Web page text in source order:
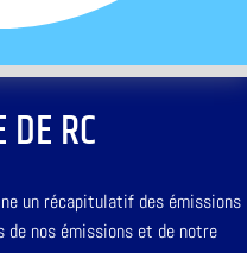
DE RC
un récapitulatif des émissions
de nos émissions et de notre